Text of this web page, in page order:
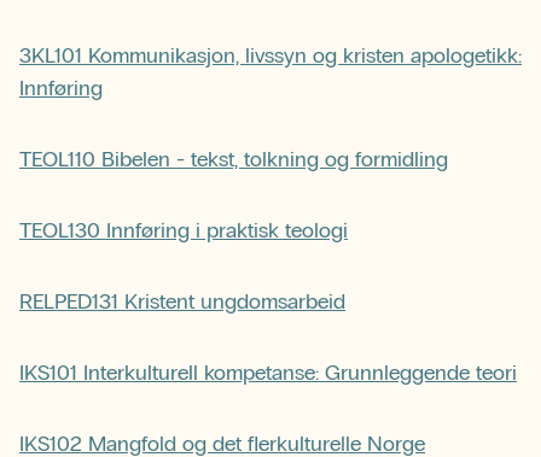
3KL101 Kommunikasjon, livssyn og kristen apologetikk:
Innføring
TEOL110 Bibelen - tekst, tolkning og formidling
TEOL130 Innføring i praktisk teologi
RELPED131 Kristent ungdomsarbeid
IKS101 Interkulturell kompetanse: Grunnleggende teori
IKS102 Mangfold og det flerkulturelle Norge